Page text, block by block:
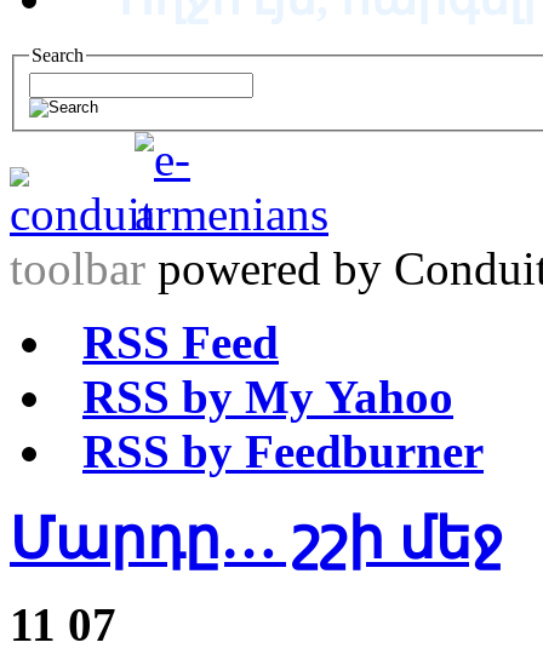
Search
toolbar powered by
RSS Feed
RSS by My Yahoo
RSS by Feedburner
Մարդը… շշի մեջ
11 07